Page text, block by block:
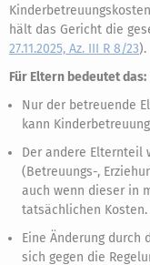
hält das Gericht die
27.11.2025, Az. III R 8/23).
Für Eltern bedeutet das:
Nur der betreuende
kann
Der andere Elternteil
(Betreuungs-,
auch wenn dieser in
tatsächlichen Kosten.
Eine Änderung
sich gegen die